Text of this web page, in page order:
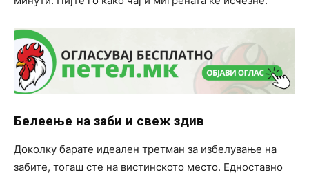
Белеење на заби и свеж здив
Доколку барате идеален третман за избелување на
забите, тогаш сте на вистинското место. Едноставно